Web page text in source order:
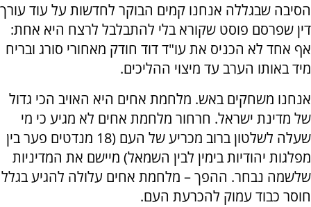
הסיבה שבגללה אנחנו קמים הבוקר לחדשות על עוד עורך
דין שפרסם פוסט שקורא בלי להתבלבל לרצח היא אחת:
אף אחד לא הכניס את עו"ד דוד חודק מאחורי סורג ובריח
מיד באותו הערב עד מיצוי ההליכים.
אנחנו משחקים באש. מלחמת אחים היא האויב הכי גדול
של מדינת ישראל. חרחור מלחמת אחים לא מגיע כי מי
שעלה לשלטון ברוב מכריע של העם (18 מנדטים פער בין
מפלגות יהודיות בימין לבין השמאל) מיישם את המדיניות
שלשמה נבחר. ההפך – מלחמת אחים עלולה להגיע בגלל
חוסר כבוד עמוק להכרעת העם.